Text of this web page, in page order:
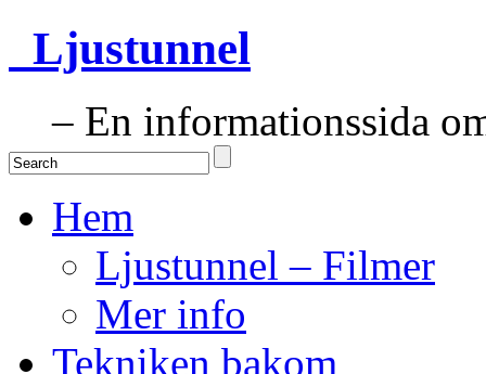
Ljustunnel
– En informationssida
Hem
Ljustunnel – Filmer
Mer info
Tekniken bakom